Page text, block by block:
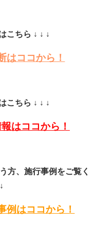
こちら ↓ ↓ ↓
はココから！
こちら ↓ ↓ ↓
はココから！
方、施行事例をご覧く
例はココから！